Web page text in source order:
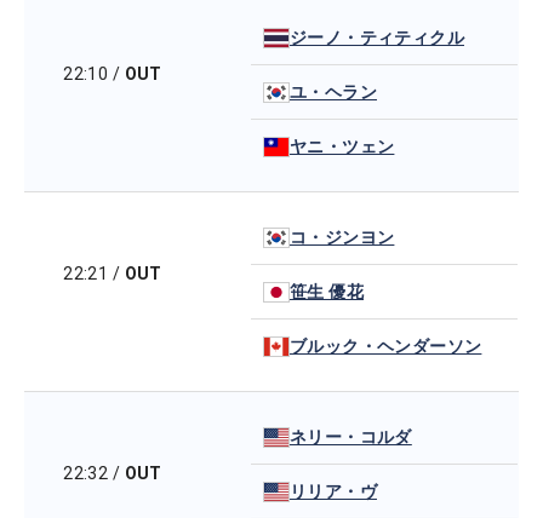
22:10 / OUT
ジーノ・ティティクル
ユ・ヘラン
ヤニ・ツェン
22:21 / OUT
コ・ジンヨン
笹生 優花
ブルック・ヘンダーソン
22:32 / OUT
ネリー・コルダ
リリア・ヴ